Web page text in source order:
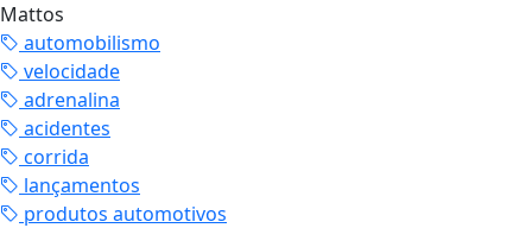
Mattos
automobilismo
velocidade
adrenalina
acidentes
corrida
lançamentos
produtos automotivos